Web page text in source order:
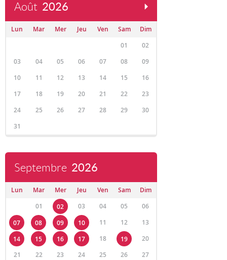
Août 2026
Lun Mar Mer Jeu Ven Sam
Dim
01
02
03
04 05 06 07 08
09
10
11 12 13 14 15
16
17
18 19 20 21 22
23
24
25 26 27 28 29
30
31
Septembre 2026
Lun Mar Mer Jeu Ven Sam
Dim
01
02 03 04 05
06
07
08 09 10 11 12
13
14
15 16 17 18 19
20
21
22 23 24 25 26
27